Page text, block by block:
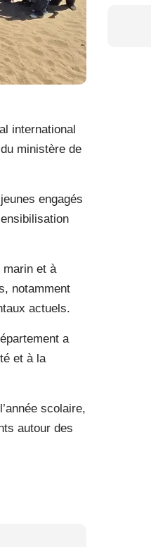
international
ministère de
engagés
et à
notamment
actuels.
a
et à la
scolaire,
autour des